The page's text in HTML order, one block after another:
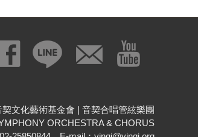
契文化藝術基金會 | 音契合唱管絃樂團
ORCHESTRA & CHORUS